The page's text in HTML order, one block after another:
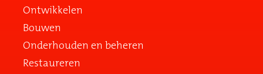
Ontwikkelen
Bouwen
Onderhouden en beheren
Restaureren